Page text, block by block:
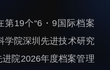
第19个“6・9国际档案
学院深圳先进技术研究
院2026年度档案管理